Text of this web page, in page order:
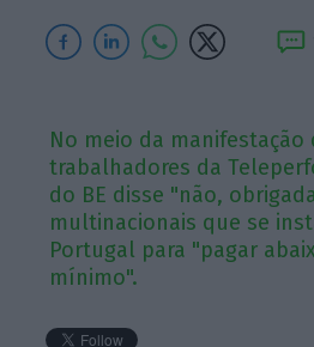
No meio da manifestação
trabalhadores da
do BE disse "não,
multinacionais que se
Portugal para "pagar
mínimo".